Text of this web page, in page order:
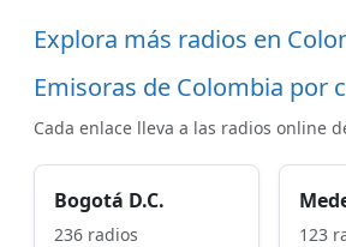
Explora más radios en
Emisoras de Colombia por
Cada enlace lleva a las radios online
Bogotá D.C.
236 radios 123